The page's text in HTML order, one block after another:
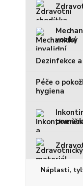
vozíky
Dezinfekce
Péče o
hygiena
Náplasti,